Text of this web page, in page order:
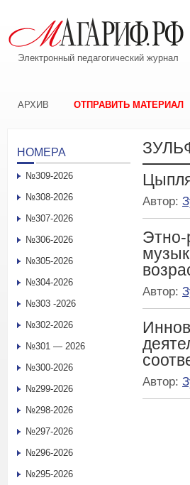
Электронный педагогический журнал
АРХИВ ОТПРАВИТЬ МАТЕРИАЛ
Автор:
Этно-
Автор:
Автор:
НОМЕРА
№309-2026
№308-2026
№307-2026
№306-2026
№305-2026
№304-2026
№303 -2026
№302-2026
№301 — 2026
№300-2026
№299-2026
№298-2026
№297-2026
№296-2026
№295-2026